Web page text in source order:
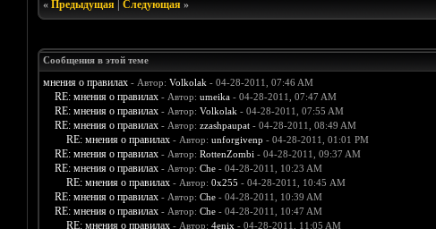
« Предыдущая| Следующая»
Сообщения в этой теме
мнения о правилах - Автор: Volkolak - 04-28-2011, 07:46 AM
RE: мнения о правилах - Автор: umeika- 04-28-2011, 07:47 AM
RE: мнения о правилах - Автор: Volkolak - 04-28-2011, 07:55 AM
RE: мнения о правилах - Автор: zzashpaupat- 04-28-2011, 08:49 AM
RE: мнения о правилах - Автор: unforgivenp - 04-28-2011, 01:01 PM
RE: мнения о правилах - Автор: RottenZombi - 04-28-2011, 09:37 AM
RE: мнения о правилах - Автор: Che- 04-28-2011, 10:23 AM
RE: мнения о правилах - Автор: 0х255 - 04-28-2011, 10:45 AM
RE: мнения о правилах - Автор: Che- 04-28-2011, 10:39 AM
RE: мнения о правилах - Автор: Che- 04-28-2011, 10:47 AM
RE: мнения о правилах - Автор: 4enix - 04-28-2011, 11:05 AM